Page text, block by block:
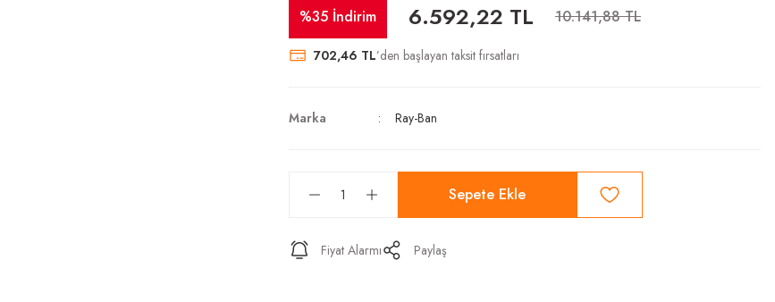
%35 İndirim 6.592,22 TL 10.141,88 TL
702,46 TL’den başlayan taksit fırsatları
Marka Ray-Ban
Sepete Ekle
Fiyat Alarmı Paylaş